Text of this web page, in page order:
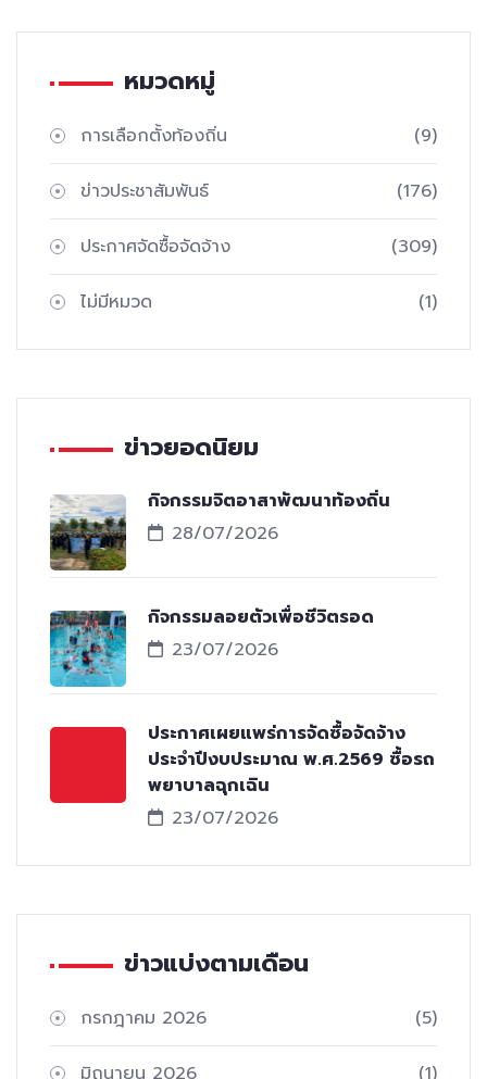
หมวดหมู่
การเลือกตั้งท้องถิ่น (9)
ข่าวประชาสัมพันธ์ (176)
ประกาศจัดซื้อจัดจ้าง (309)
ไม่มีหมวด (1)
ข่าวยอดนิยม
กิจกรรมจิตอาสาพัฒนาท้องถิ่น
28/07/2026
กิจกรรมลอยตัวเพื่อชีวิตรอด
23/07/2026
ประกาศเผยแพร่การจัดซื้อจัดจ้าง
ประจำปีงบประมาณ พ.ศ.2569 ซื้อรถ
พยาบาลฉุกเฉิน
23/07/2026
ข่าวแบ่งตามเดือน
กรกฎาคม 2026 (5)
มิถุนายน 2026 (1)